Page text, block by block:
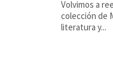
Volvimos a
colección de
literatura y...